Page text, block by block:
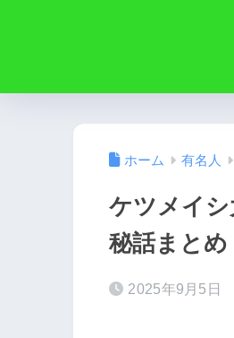
ホーム 有名人
ケツメイ
秘話まとめ
2025年9月5日